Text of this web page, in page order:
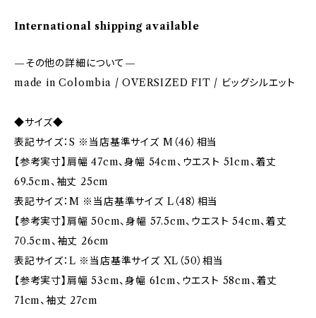
International shipping available
—その他の詳細について—
made in Colombia / OVERSIZED FIT / ビッグシルエット
◆サイズ◆
表記サイズ：S ※当店基準サイズ M（46）相当
【参考実寸】肩幅 47cm、身幅 54cm、ウエスト 51cm、着丈
69.5cm、袖丈 25cm
表記サイズ：M ※当店基準サイズ L（48）相当
【参考実寸】肩幅 50cm、身幅 57.5cm、ウエスト 54cm、着丈
70.5cm、袖丈 26cm
表記サイズ：L ※当店基準サイズ XL（50）相当
【参考実寸】肩幅 53cm、身幅 61cm、ウエスト 58cm、着丈
71cm、袖丈 27cm